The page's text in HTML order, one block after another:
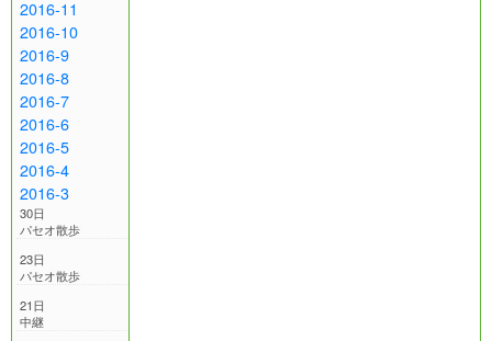
2016-11
2016-10
2016-9
2016-8
2016-7
2016-6
2016-5
2016-4
2016-3
30日
パセオ散歩
23日
パセオ散歩
21日
中継